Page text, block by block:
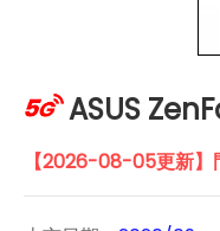
ASUS
【2026-08-05更新】